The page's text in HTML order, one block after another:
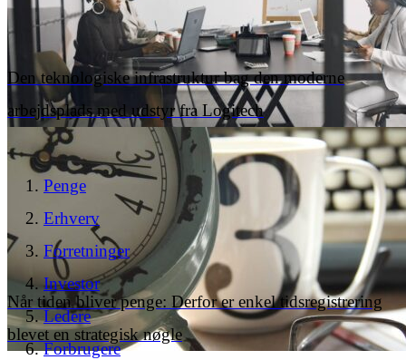
Den teknologiske infrastruktur bag den moderne
arbejdsplads med udstyr fra Logitech
Når tiden bliver penge: Derfor er enkel tidsregistrering
blevet en strategisk nøgle
Penge
Erhverv
Forretninger
Investor
Ledere
Forbrugere